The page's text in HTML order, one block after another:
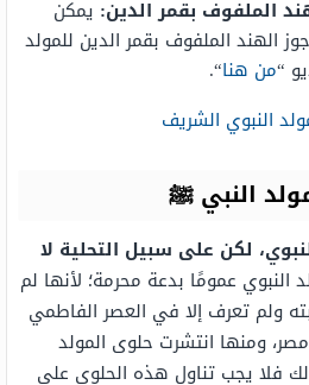
الملفوف بقمر الدين: يمكن
الهند الملفوف بقمر الدين للمولد
“من هنا“.
النبوي الشريف
النبي ﷺ
لكن على سبيل التحلية لا
النبوي عمومًا بدعة محرمة؛ لأنها لم
ولم تعرف إلا في العصر الفاطمي
ومنها انتشرت حلوى المولد
فلا يجب تناول هذه الحلوى على